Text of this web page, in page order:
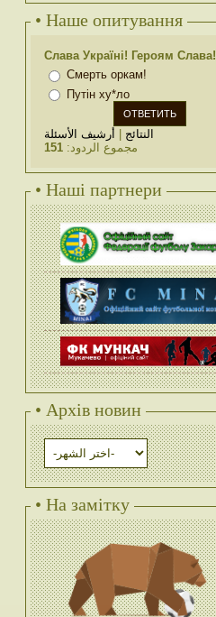
• Наше опитування
Слава Україні! Героям Слава!
Смерть оркам!
Путін ху*ло
النتائج
أرشيف الأسئلة
مجموع الردود:151
• Наші партнери
• Архів новин
• На замітку